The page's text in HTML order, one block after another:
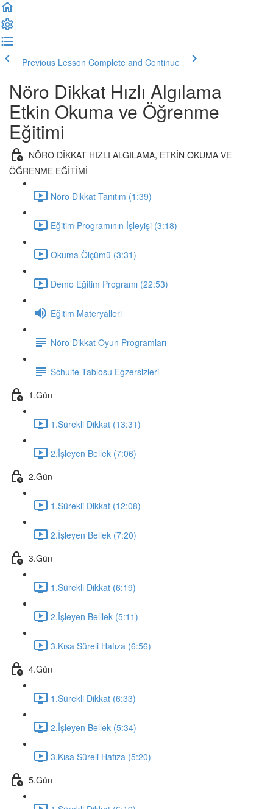
Previous Lesson Complete and Continue
Nöro Dikkat Hızlı Algılama
Etkin Okuma ve Öğrenme
Eğitimi
NÖRO DİKKAT HIZLI ALGILAMA, ETKİN OKUMA VE
ÖĞRENME EĞİTİMİ
Nöro Dikkat Tanıtım (1:39)
Eğitim Programının İşleyişi (3:18)
Okuma Ölçümü (3:31)
Demo Eğitim Programı (22:53)
Eğitim Materyalleri
Nöro Dikkat Oyun Programları
Schulte Tablosu Egzersizleri
1.Gün
1.Sürekli Dikkat (13:31)
2.İşleyen Bellek (7:06)
2.Gün
1.Sürekli Dikkat (12:08)
2.İşleyen Bellek (7:20)
3.Gün
1.Sürekli Dikkat (6:19)
2.İşleyen Belllek (5:11)
3.Kısa Süreli Hafıza (6:56)
4.Gün
1.Sürekli Dikkat (6:33)
2.İşleyen Bellek (5:34)
3.Kısa Süreli Hafıza (5:20)
5.Gün